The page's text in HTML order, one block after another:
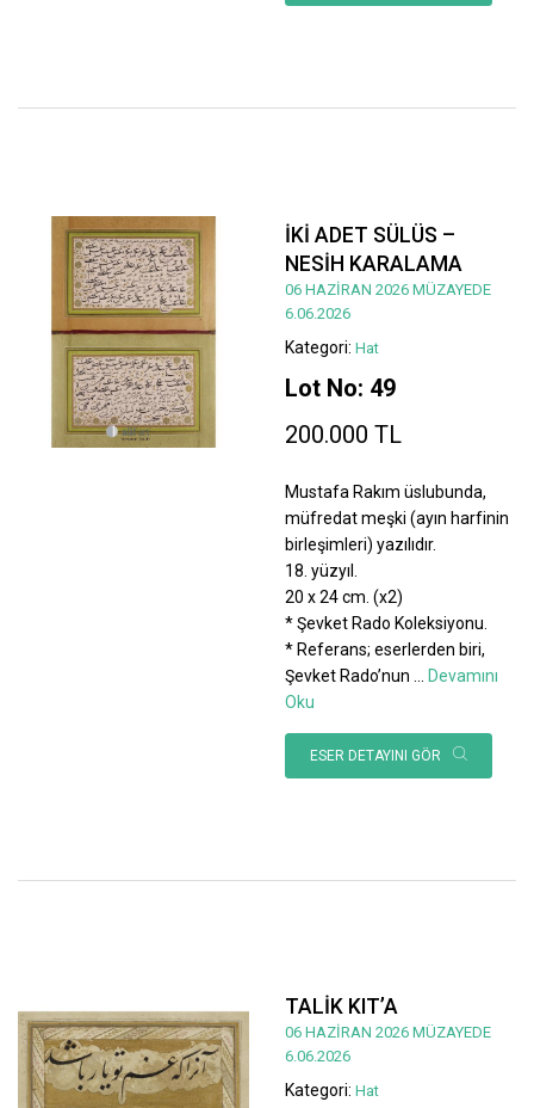
İKİ ADET SÜLÜS –
NESİH KARALAMA
06 HAZİRAN 2026 MÜZAYEDE
6.06.2026
Kategori: Hat
Lot No: 49
200.000 TL
Mustafa Rakım üslubunda,
müfredat meşki (ayın harfinin
birleşimleri) yazılıdır.
18. yüzyıl.
20 x 24 cm. (x2)
* Şevket Rado Koleksiyonu.
* Referans; eserlerden biri,
Şevket Rado’nun
Devamını
Oku
ESER DETAYINI GÖR
TALİK KIT’A
06 HAZİRAN 2026 MÜZAYEDE
6.06.2026
Kategori: Hat